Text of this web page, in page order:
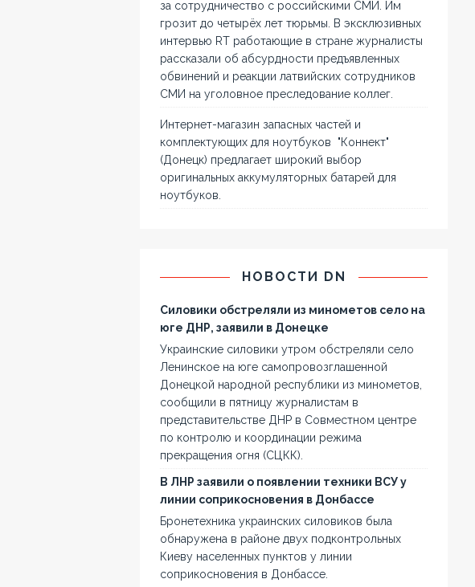
за сотрудничество с российскими СМИ. Им
грозит до четырёх лет тюрьмы. В эксклюзивных
интервью RT работающие в стране журналисты
рассказали об абсурдности предъявленных
обвинений и реакции латвийских сотрудников
СМИ на уголовное преследование коллег.
Интернет-магазин запасных частей и
комплектующих для ноутбуков "Коннект"
(Донецк) предлагает широкий выбор
оригинальных аккумуляторных батарей для
ноутбуков.
НОВОСТИ DN
Силовики обстреляли из минометов село на
юге ДНР, заявили в Донецке
Украинские силовики утром обстреляли село
Ленинское на юге самопровозглашенной
Донецкой народной республики из минометов,
сообщили в пятницу журналистам в
представительстве ДНР в Совместном центре
по контролю и координации режима
прекращения огня (СЦКК).
В ЛНР заявили о появлении техники ВСУ у
линии соприкосновения в Донбассе
Бронетехника украинских силовиков была
обнаружена в районе двух подконтрольных
Киеву населенных пунктов у линии
соприкосновения в Донбассе.